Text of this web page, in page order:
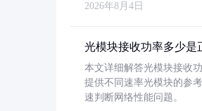
2026年8月4日
光模块接收功率多少是
本文详细解答光模块接收
提供不同速率光模块的参
速判断网络性能问题。